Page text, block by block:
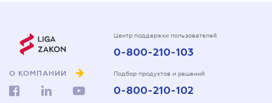
О КОМПАНИИ
Центр поддержки пользователей
0-800-210-103
Подбор продуктов и решений
0-800-210-102